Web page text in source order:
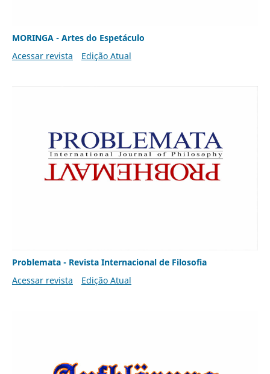
MORINGA - Artes do Espetáculo
Acessar revista
Edição Atual
Problemata - Revista Internacional de Filosofia
Acessar revista
Edição Atual